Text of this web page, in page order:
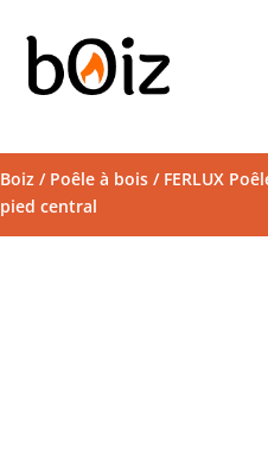
Boiz / Poêle à bois / FERLUX
pied central